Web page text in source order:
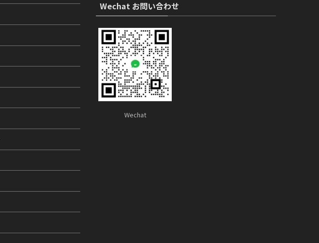
Wechat お問い合わせ
Wechat